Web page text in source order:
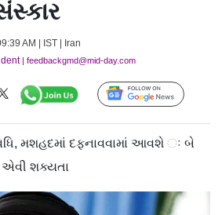
AM | IST | Iran
| feedbackgmd@mid-day.com
Follow Us
મશહદમાં દફનાવવામાં આવશે ઃ બે
એવી શક્યતા